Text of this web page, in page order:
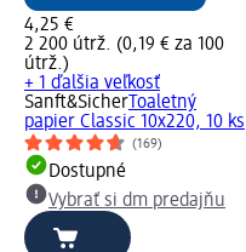
4,25 €
2 200 útrž. (0,19 € za 100
útrž.)
+ 1 ďalšia veľkosť
Sanft&Sicher Toaletný
papier Classic 10x220, 10 ks
(169)
Dostupné
Vybrať si dm predajňu